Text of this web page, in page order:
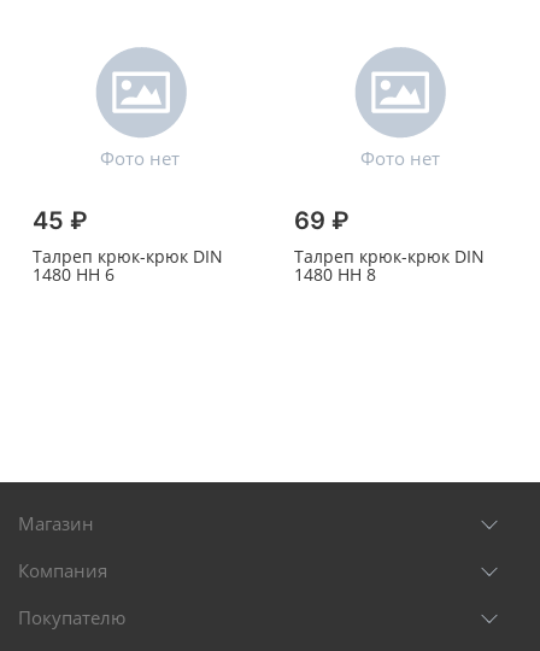
45 ₽
Талреп крюк-крюк DIN
1480 HH 6
69 ₽
Талреп крюк-крюк DIN
1480 HH 8
Магазин
Компания
Покупателю